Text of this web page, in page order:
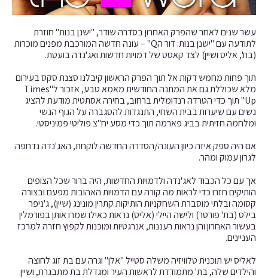
עשר שנים לאחר שהפרק האחרון בסדרה שודר, "ישנן בנות" חוזרת
לתודעה עם "ישנן בנות: דור הQ" – עונה חדשה המורכבת מפנים מוכרות
(בת', אליס ושיין) לצד קאסט של דמויות חדשות ואג'נדה בועטת.
תוך פחות מחמש דקות אל תוך הפרק הראשון קיבלנו סצנת סקס בעירום
מלא שכוללת גם את המתנה החודשית מאמא טבע, אזכור ל"Times
Up" תוך כדי הטרדה רנדומלית ברחוב, בחירה אסתטית מודעת להציג
נשים עם שיערות בבית השחי, התנגדות להסגברה על הגוף הנשי
ומלחמה חזיתית בביג פארמה תוך כדי מסע יח"צ פוליטי פמיניסטי.
אם היה ספק איזה כיוון העונה/הסדרה החדשה לוקחת, האג'נדה נדחפה
לגרון עמוק ומהר.
אך עם כל הכבוד לאג'נדה ולדמויות החדשות, היה ברור שכל הצופים
הותיקים חזרו כדי לראות מה קורה עם הדמויות האהובות מפעם ובצורה
קסומה ובלתי מוסברת השחקניות הותיקות קתרין מונינג (שיין), ג'ניפר
בילס (בת' פורטר) ולישה היילי (אליס) נראות כאילו שמרו אותן בפורמלין
בעשור האחרון והן נראות רעננות, אנרגטיות ומוכנות לקפוץ חזרה למרכז
העניינים.
לאליס יש תוכנית טלוויזיה משלה סטייל "אלן" וגרה עם בת זוג לחוצה
והילדים שלה, בת' מתמודדת לראשות העיר ומגדלת בת מתבגרת, ושיין